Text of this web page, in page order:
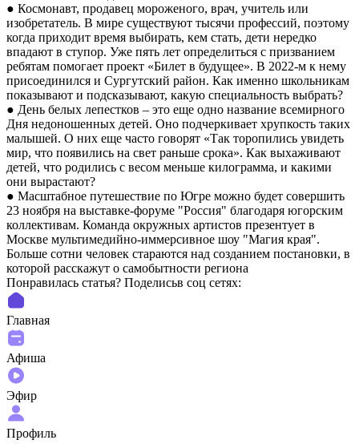
● Космонавт, продавец мороженого, врач, учитель или
изобретатель. В мире существуют тысячи профессий, поэтому
когда приходит время выбирать, кем стать, дети нередко
впадают в ступор. Уже пять лет определиться с призванием
ребятам помогает проект «Билет в будущее». В 2022-м к нему
присоединился и Сургутский район. Как именно школьникам
показывают и подсказывают, какую специальность выбрать?
● День белых лепестков – это еще одно название всемирного
Дня недоношенных детей. Оно подчеркивает хрупкость таких
малышей. О них еще часто говорят «Так торопились увидеть
мир, что появились на свет раньше срока». Как выхаживают
детей, что родились с весом меньше килограмма, и какими
они вырастают?
● Масштабное путешествие по Югре можно будет совершить
23 ноября на выставке-форуме "Россия" благодаря югорским
коллективам. Команда окружных артистов презентует в
Москве мультимедийно-иммерсивное шоу "Магия края".
Больше сотни человек стараются над созданием постановки, в
которой расскажут о самобытности региона
Понравилась статья? Поделиcьв соц сетях:
Главная
Афиша
Эфир
Профиль